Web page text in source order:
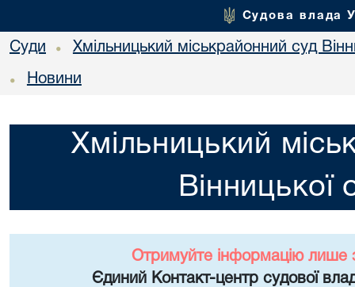
Судова влада
Суди • Хмільницький міськрайонний суд
• Новини
Хмільницький
Вінницької
Отримуйте інформацію лише
Єдиний Контакт-центр судової